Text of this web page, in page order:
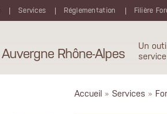
Services Réglementation Filière
Auvergne Rhône-Alpes
Un
Accueil » Services »